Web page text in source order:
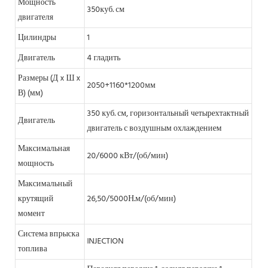
двигателя
350куб. см
Цилиндры
1
Двигатель
4 гладить
Размеры (Д x Ш x
В) (мм)
2050+1160*1200мм
Двигатель
350 куб. см, горизонтальный четырехтактный
двигатель с воздушным охлаждением
Максимальная
мощность
20/6000 кВт/(об/мин)
Максимальный
крутящий
момент
26,50/5000Н.м/(об/мин)
Система впрыска
топлива
INJECTION